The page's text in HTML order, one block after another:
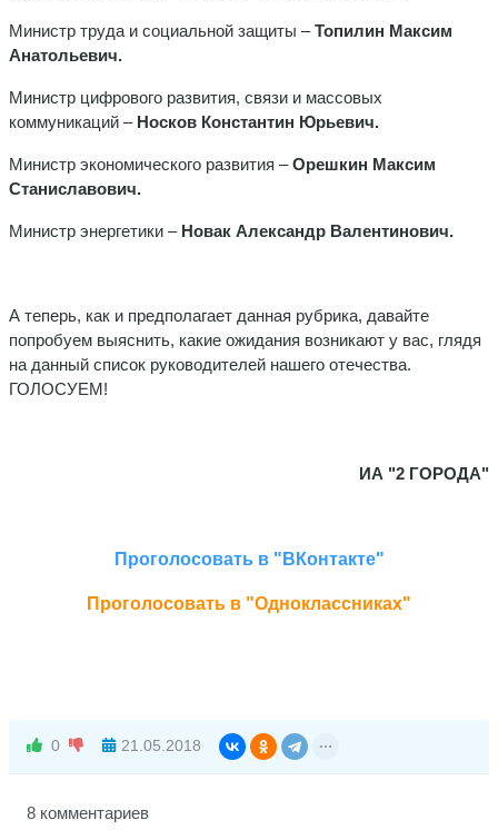
Министр труда и социальной защиты –Топилин Максим
Анатольевич.
Министр цифрового развития, связи и массовых
коммуникаций – Носков Константин Юрьевич.
Министр экономического развития –Орешкин Максим
Станиславович.
Министр энергетики – Новак Александр Валентинович.
А теперь, как и предполагает данная рубрика, давайте
попробуем выяснить, какие ожидания возникают у вас, глядя
на данный список руководителей нашего отечества.
ГОЛОСУЕМ!
ИА "2 ГОРОДА"
Проголосовать в "ВКонтакте"
Проголосовать в "Одноклассниках"
0 21.05.2018
8 комментариев